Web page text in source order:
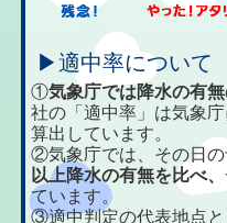
▶適中率について
①気象庁では降水の有
社の「適中率」は気象
算出しています。
②気象庁では、その日
以上降水の有無を比べ、
ています。
③適中判定の代表地点